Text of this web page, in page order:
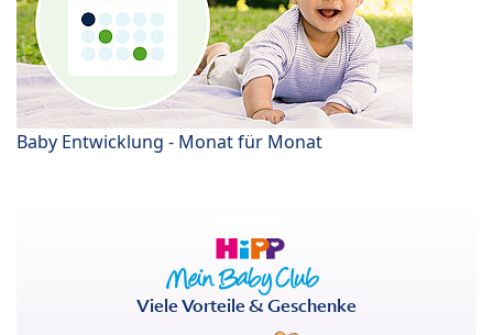
Baby Entwicklung - Monat für Monat
Viele Vorteile & Geschenke